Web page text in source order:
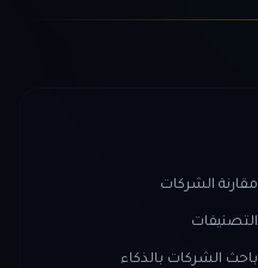
مقارنة الشركات
التصنيفات
باحث الشركات بالذكاء